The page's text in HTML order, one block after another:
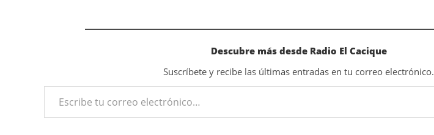
Descubre más desde Radio El Cacique
Suscríbete y recibe las últimas entradas en tu correo electrónico.